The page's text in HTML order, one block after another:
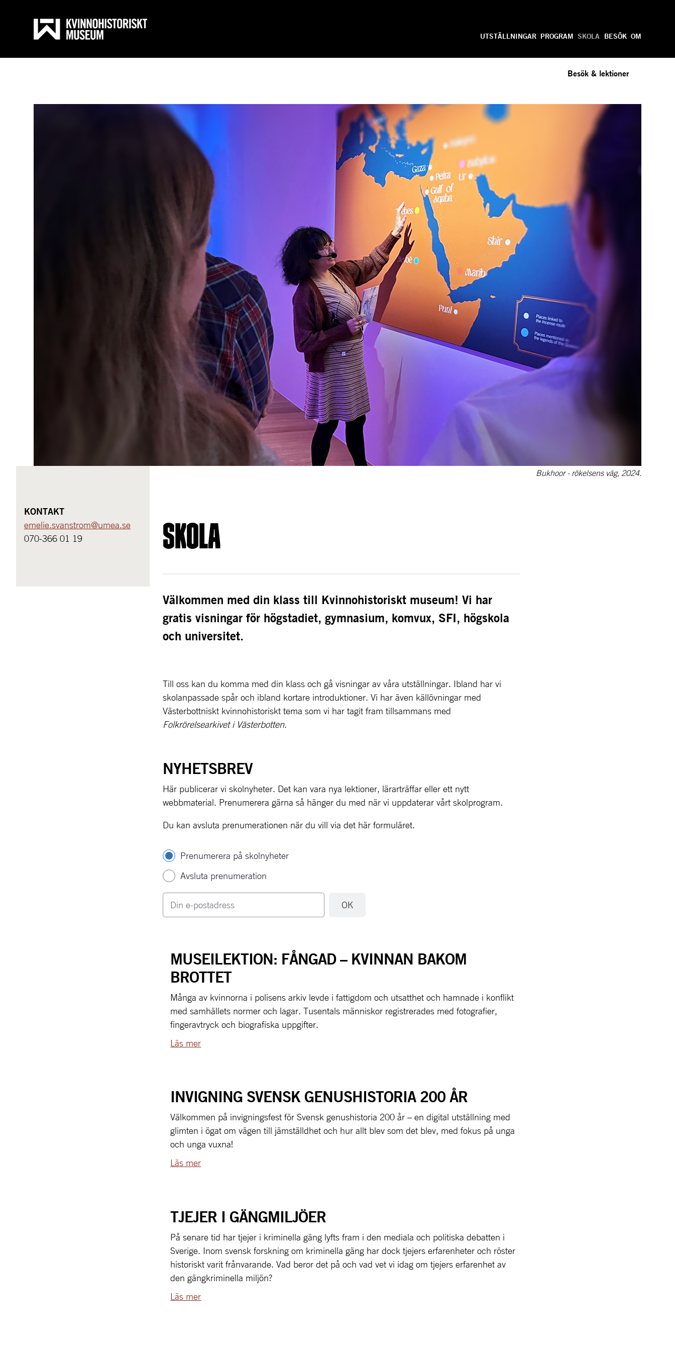
UTSTÄLLNINGAR PROGRAM SKOLA BESÖK OM
Besök & lektioner
Bukhoor - rökelsens väg, 2024.
Skola
KONTAKT
emelie.svanstrom@umea.se
070-366 01 19
Skola
Välkommen med din klass till Kvinnohistoriskt museum! Vi har
gratis visningar för högstadiet, gymnasium, komvux, SFI, högskola
och universitet.
Till oss kan du komma med din klass och gå visningar av våra utställningar. Ibland har vi
skolanpassade spår och ibland kortare introduktioner. Vi har även källövningar med
Folkrörelsearkivet i Västerbotten.
NYHETSBREV
Här publicerar vi skolnyheter. Det kan vara nya lektioner, lärarträffar eller ett nytt
webbmaterial. Prenumerera gärna så hänger du med när vi uppdaterar vårt skolprogram.
Du kan avsluta prenumerationen när du vill via det här formuläret.
Hantera prenumeration
Prenumerera på skolnyheter
Avsluta prenumeration
Din e-postadress
MUSEILEKTION: FÅNGAD – KVINNAN BAKOM
BROTTET
Många av kvinnorna i polisens arkiv levde i fattigdom och utsatthet och hamnade i konflikt
med samhällets normer och lagar. Tusentals människor registrerades med fotografier,
fingeravtryck och biografiska uppgifter.
Läs mer
INVIGNING SVENSK GENUSHISTORIA 200 ÅR
Välkommen på invigningsfest för Svensk genushistoria 200 år – en digital utställning med
glimten i ögat om vägen till jämställdhet och hur allt blev som det blev, med fokus på unga
och unga vuxna!
Läs mer
TJEJER I GÄNGMILJÖER
På senare tid har tjejer i kriminella gäng lyfts fram i den mediala och politiska debatten i
Sverige. Inom svensk forskning om kriminella gäng har dock tjejers erfarenheter och röster
historiskt varit frånvarande. Vad beror det på och vad vet vi idag om tjejers erfarenhet av
den gängkriminella miljön?
Läs mer